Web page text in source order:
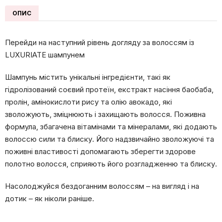
ОПИС
Перейди на наступний рівень догляду за волоссям із
LUXURIATE шампунем
Шампунь містить унікальні інгредієнти, такі як
гідролізований соєвий протеїн, екстракт насіння баобаба,
пролін, амінокислоти рису та олію авокадо, які
зволожують, зміцнюють і захищають волосся. Поживна
формула, збагачена вітамінами та мінералами, які додають
волоссю сили та блиску. Його надзвичайно зволожуючі та
поживні властивості допомагають зберегти здорове
полотно волосся, сприяють його розгладженню та блиску.
Насолоджуйся бездоганним волоссям – на вигляд і на
дотик – як ніколи раніше.